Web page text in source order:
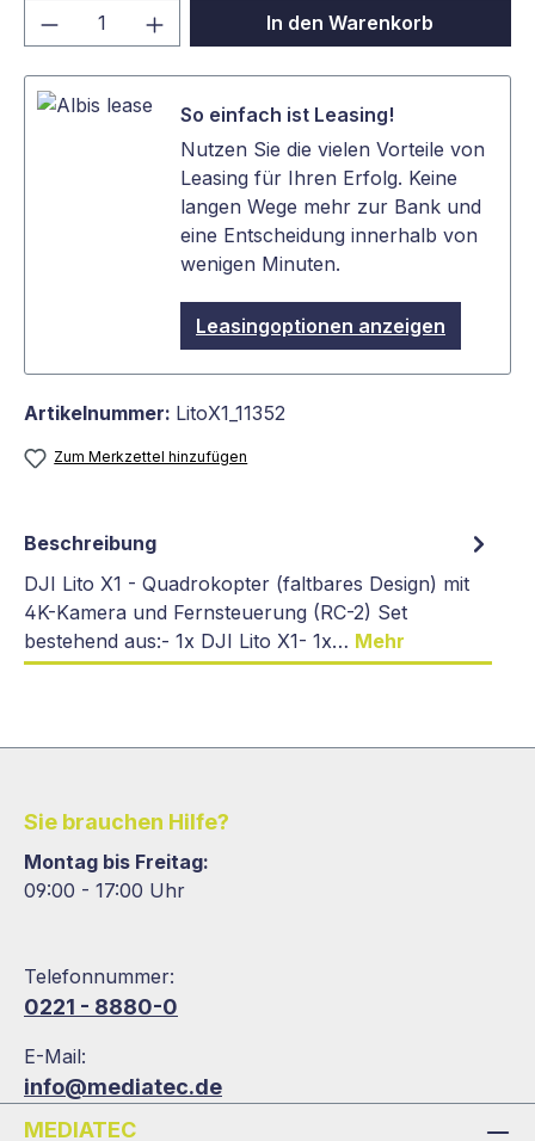
Produkt Anzahl: Gib denIn den Warenkorb
So einfach ist Leasing!
Nutzen Sie die vielen Vorteile von
Leasing für Ihren Erfolg. Keine
langen Wege mehr zur Bank und
eine Entscheidung innerhalb von
wenigen Minuten.
Leasingoptionen anzeigen
Artikelnummer: LitoX1_11352
Zum Merkzettel hinzufügen
Beschreibung
DJI Lito X1 - Quadrokopter (faltbares Design) mit
4K-Kamera und Fernsteuerung (RC-2) Set
bestehend aus:- 1x DJI Lito X1- 1x… Mehr
Sie brauchen Hilfe?
Montag bis Freitag:
09:00 - 17:00 Uhr
Telefonnummer:
0221 - 8880-0
E-Mail:
info@mediatec.de
MEDIATEC